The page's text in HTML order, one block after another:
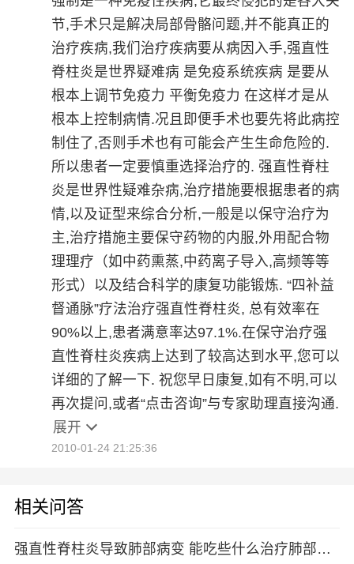
节,手术只是解决局部骨骼问题,并不能真正的
治疗疾病,我们治疗疾病要从病因入手,强直性
脊柱炎是世界疑难病 是免疫系统疾病 是要从
根本上调节免疫力 平衡免疫力 在这样才是从
根本上控制病情.况且即便手术也要先将此病控
制住了,否则手术也有可能会产生生命危险的.
所以患者一定要慎重选择治疗的. 强直性脊柱
炎是世界性疑难杂病,治疗措施要根据患者的病
情,以及证型来综合分析,一般是以保守治疗为
主,治疗措施主要保守药物的内服,外用配合物
理理疗（如中药熏蒸,中药离子导入,高频等等
形式）以及结合科学的康复功能锻炼. “四补益
督通脉”疗法治疗强直性脊柱炎, 总有效率在
90%以上,患者满意率达97.1%.在保守治疗强
直性脊柱炎疾病上达到了较高达到水平,您可以
详细的了解一下. 祝您早日康复,如有不明,可以
再次提问,或者“点击咨询”与专家助理直接沟通.
展开
2010-01-24 21:25:36
相关问答
强直性脊柱炎导致肺部病变 能吃些什么治疗肺部病